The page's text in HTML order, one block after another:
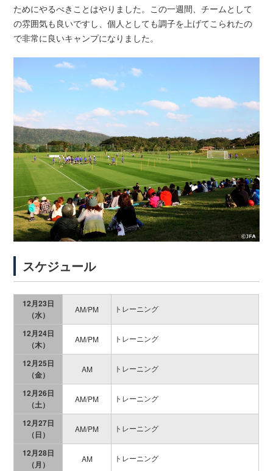
ためにやるべきことはやりました。この一週間、チームとして
の雰囲気も良いですし、個人としても調子を上げてこられたの
で非常に良いキャンプになりました。
スケジュール
12月23日
（水）
AM/PM トレーニング
12月24日
（木）
AM/PM トレーニング
12月25日
（金）
AM トレーニング
12月26日
（土）
AM/PM トレーニング
12月27日
（日）
AM/PM トレーニング
12月28日
（月）
AM トレーニング